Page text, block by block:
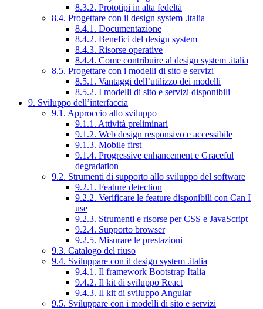
8.3.2. Prototipi in alta fedeltà
8.4. Progettare con il design system .italia
8.4.1. Documentazione
8.4.2. Benefici del design system
8.4.3. Risorse operative
8.4.4. Come contribuire al design system .italia
8.5. Progettare con i modelli di sito e servizi
8.5.1. Vantaggi dell’utilizzo dei modelli
8.5.2. I modelli di sito e servizi disponibili
9. Sviluppo dell’interfaccia
9.1. Approccio allo sviluppo
9.1.1. Attività preliminari
9.1.2. Web design responsivo e accessibile
9.1.3. Mobile first
9.1.4. Progressive enhancement e Graceful
degradation
9.2. Strumenti di supporto allo sviluppo del software
9.2.1. Feature detection
9.2.2. Verificare le feature disponibili con Can I
use
9.2.3. Strumenti e risorse per CSS e JavaScript
9.2.4. Supporto browser
9.2.5. Misurare le prestazioni
9.3. Catalogo del riuso
9.4. Sviluppare con il design system .italia
9.4.1. Il framework Bootstrap Italia
9.4.2. Il kit di sviluppo React
9.4.3. Il kit di sviluppo Angular
9.5. Sviluppare con i modelli di sito e servizi